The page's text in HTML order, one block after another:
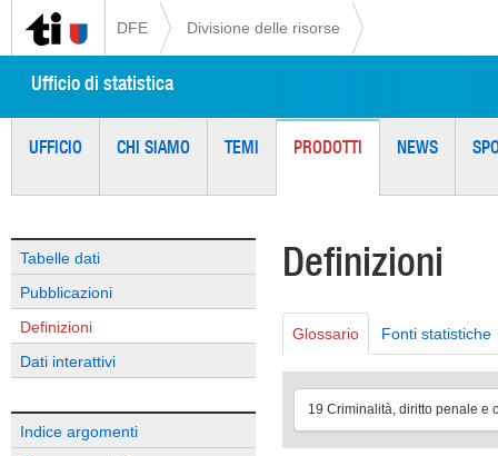
DFE Divisione delle risorse
Ufficio di statistica
UFFICIO CHI SIAMO TEMI PRODOTTI NEWS
Tabelle dati
Pubblicazioni
Definizioni
Dati interattivi
Indice argomenti
Definizioni
Glossario Fonti statistiche
19 Criminalità, diritto penale e